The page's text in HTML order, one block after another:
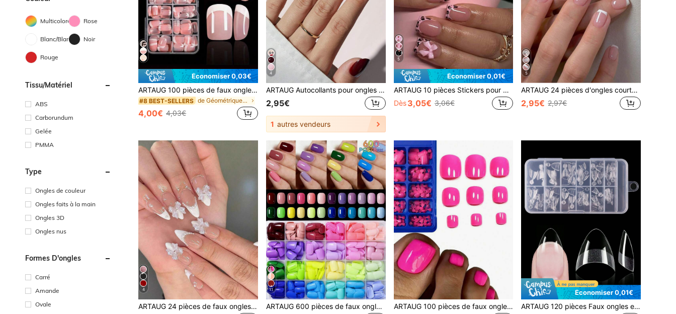
Multicolore Rose
Blanc/Blanche Noir
Rouge
Tissu/matériel
ABS
Carborundum
Gelée
PMMA
Type
Ongles de couleur
Ongles faits à la main
Ongles 3D
Ongles nus
Formes D'ongles
Carré
Amande
Ovale
Économiser 0,03€
ARTAUG 100 pièces de faux ongles carrés transparents et cristallins, style minimaliste français avec surface brillante, convenant pour le travail quotidien, les études, les fêtes et la manucure DIY, pour les femmes
#8 BEST-SELLERS de Géométrique Appuyez sur les faux ongles
4,00€ 4,03€
4
ARTAUG Autocollants pour ongles courts et ovales rouges, faux ongles d'automne, ajustement parfait, cadeau de la Saint-Valentin, fournitures pour ongles raisins
2,95€
1 autres vendeurs
5
Économiser 0,01€
ARTAUG 10 pièces Stickers pour manucure française de taille S/M/L, faux ongles courts carrés, imprimé léopard avec nœud rose français, patchs d'ongles à coller de couleur nude, ongles artificiels réutilisables brillants à presser, fournitures d'art des ongles adhésives mignonnes pour femmes
Dès 3,05€ 3,06€
5
ARTAUG 24 pièces d'ongles courts brillants en forme de cercueil, manucure française rose et blanche, réutilisables, pour femmes. Faux-ongles à clipser, fournitures pour nail art, stickers pour ongles.
2,95€ 2,97€
4
ARTAUG 24 pièces de faux ongles blancs en forme d'amande, décorés de nœuds papillon 3D et de fausses perles, pour rehausser instantanément votre look. Conçus pour les femmes et les filles à la mode, parfaits pour le port quotidien, les fêtes, la Saint-Valentin et plus encore. Colle de gel amovible et réutilisable, 1 repoussoir de cuticules, faux ongles à clipser, fournitures de manucure
11
ARTAUG 600 pièces de faux ongles carrés courts mignons et brillants de couleur nude assortis, embouts d'ongles amovibles, convenant aux femmes et aux filles comme cadeau de Nouvel An ARTAUG 100 pièces de faux ongles de pieds brillants, ongles à presser rouge rose, ongles de pieds artificiels carrés courts à couverture complète, art des ongles de pieds artificiels, convient aux femmes et aux filles
Économiser 0,01€
ARTAUG 120 pièces Faux ongles en forme d'amande mate, autocollants d'ongles demi-couverture pré-peints de couleur vive, 12 tailles, faciles à utiliser